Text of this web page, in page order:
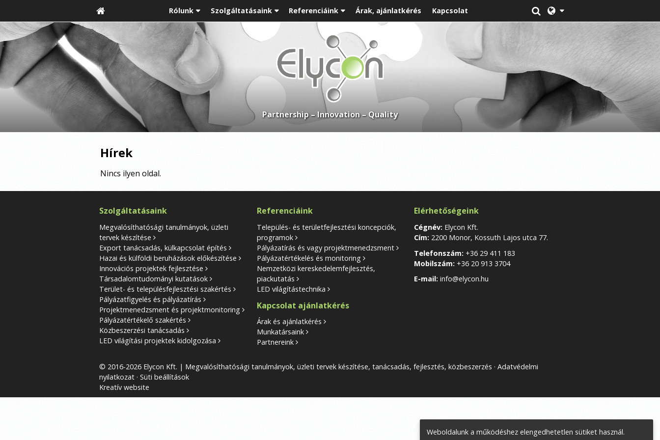
Rólunk Szolgáltatásaink Referenciáink Árak, ajánlatkérés Kapcsolat
Partnership – Innovation – Quality
Hírek
Nincs ilyen oldal.
Szolgáltatásaink
Megvalósíthatósági tanulmányok, üzleti
tervek készítése
Export tanácsadás, külkapcsolat építés
Hazai és külföldi beruházások előkészítése
Innovációs projektek fejlesztése
Társadalomtudományi kutatások
Terület- és településfejlesztési szakértés
Pályázatfigyelés és pályázatírás
Projektmenedzsment és projektmonitoring
Pályázatértékelő szakértés
Közbeszerzési tanácsadás
LED világítási projektek kidolgozása
Referenciáink
Település- és területfejlesztési koncepciók,
programok
Pályázatírás és vagy projektmenedzsment
Pályázatértékelés és monitoring
Nemzetközi kereskedelemfejlesztés,
piackutatás
LED világítástechnika
Kapcsolat ajánlatkérés
Árak és ajánlatkérés
Munkatársaink
Partnereink
Elérhetőségeink
Cégnév: Elycon Kft.
Cím: 2200 Monor, Kossuth Lajos utca 77.
Telefonszám: +36 29 411 183
Mobilszám: +36 20 913 3704
E-mail: info@elycon.hu
© 2016-2026 Elycon Kft. | Megvalósíthatósági tanulmányok, üzleti tervek készítése, tanácsadás, fejlesztés, közbeszerzés
Adatvédelmi
nyilatkozat Süti beállítások
Kreatív website
Weboldalunk a működéshez elengedhetetlen sütiket használ.